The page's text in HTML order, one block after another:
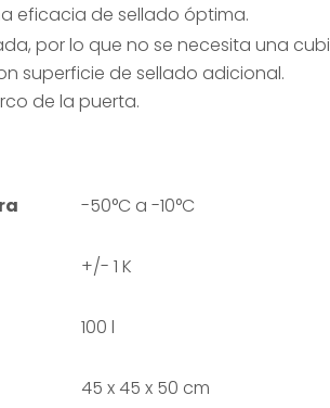
eficacia de sellado óptima.
por lo que no se necesita una
superficie de sellado adicional.
de la puerta.
-50°C a -10°C
+/- 1 K
100 l
45 x 45 x 50 cm